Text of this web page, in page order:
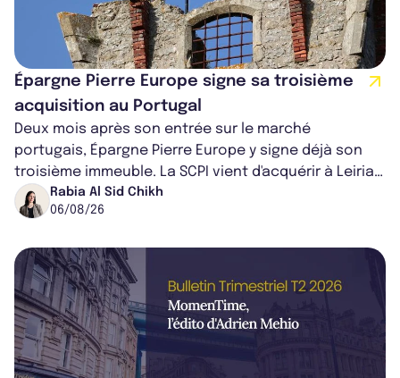
Épargne Pierre Europe signe sa troisième
acquisition au Portugal
Deux mois après son entrée sur le marché
portugais, Épargne Pierre Europe y signe déjà son
troisième immeuble. La SCPI vient d'acquérir à Leiria,
dans le centre du pays, un établis...
Rabia Al Sid Chikh
06/08/26